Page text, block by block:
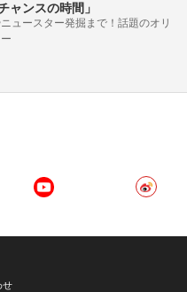
ャンスの時間」
ュースター発掘まで！話題のオリ
せ